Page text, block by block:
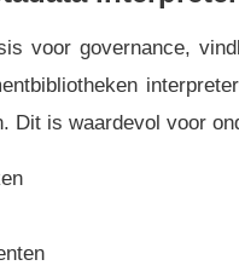
voor governance,
Dit is waardevol voor